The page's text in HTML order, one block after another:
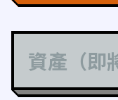
資產（即